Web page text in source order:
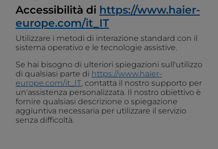
Accessibilità di https://www.haier-
europe.com/it_IT
Utilizzare i metodi di interazione standard con il
sistema operativo e le tecnologie assistive.
Se hai bisogno di ulteriori spiegazioni sull'utilizzo
di qualsiasi parte di https://www.haier-
europe.com/it_IT, contatta il nostro supporto per
un'assistenza personalizzata. Il nostro obiettivo è
fornire qualsiasi descrizione o spiegazione
aggiuntiva necessaria per utilizzare il servizio
senza difficoltà.